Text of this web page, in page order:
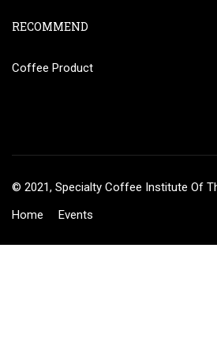
RECOMMEND
Coffee Product
© 2021, Specialty Coffee Institute Of
Home
Events